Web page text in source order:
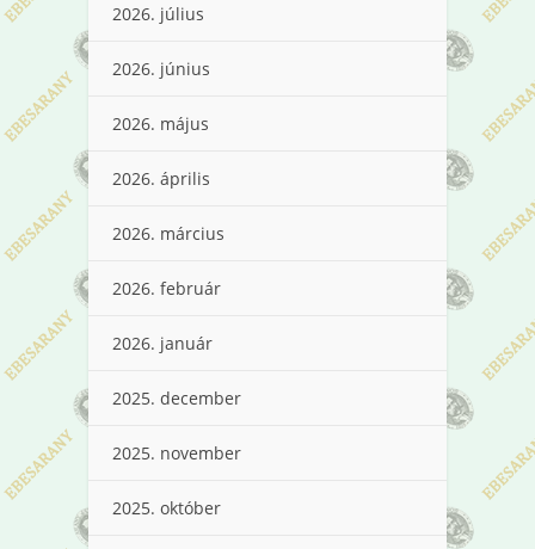
2026. július
2026. június
2026. május
2026. április
2026. március
2026. február
2026. január
2025. december
2025. november
2025. október